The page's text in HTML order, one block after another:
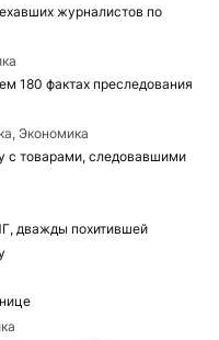
журналистов по
180 фактах преследования
Экономика
с товарами, следовавшими
дважды похитившей